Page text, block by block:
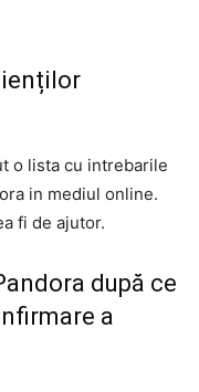
o lista cu intrebarile
in mediul online.
fi de ajutor.
după ce
a